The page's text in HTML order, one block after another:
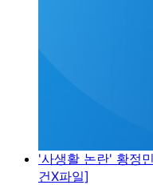
'사생활 논란' 황정
건X파일]